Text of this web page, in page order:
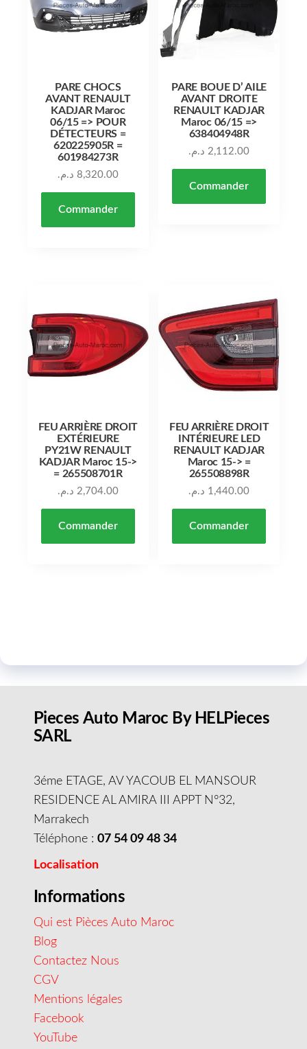
PARE CHOCS
AVANT RENAULT
KADJAR Maroc
06/15 => POUR
DÉTECTEURS =
620225905R =
601984273R
8,320.00 د.م.
Commander
PARE BOUE D’ AILE
AVANT DROITE
RENAULT KADJAR
Maroc 06/15 =>
638404948R
2,112.00 د.م.
Commander
FEU ARRIÈRE DROIT
EXTÉRIEURE
PY21W RENAULT
KADJAR Maroc 15->
= 265508701R
2,704.00 د.م.
Commander
FEU ARRIÈRE DROIT
INTÉRIEURE LED
RENAULT KADJAR
Maroc 15-> =
265508898R
1,440.00 د.م.
Commander
Pieces Auto Maroc By HELPieces
SARL
3éme ETAGE, AV YACOUB EL MANSOUR
RESIDENCE AL AMIRA III APPT N°32,
Marrakech
Téléphone : 07 54 09 48 34
Localisation
Informations
Qui est Pièces Auto Maroc
Blog
Contactez Nous
CGV
Mentions légales
Facebook
YouTube